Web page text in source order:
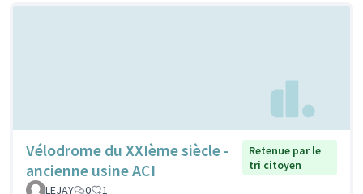
Vélodrome du XXIème siècle -
ancienne usine ACI
Retenue par le
tri citoyen
LEJAY
0 1